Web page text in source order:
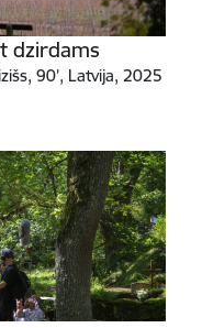
dzirdams
90’, Latvija, 2025